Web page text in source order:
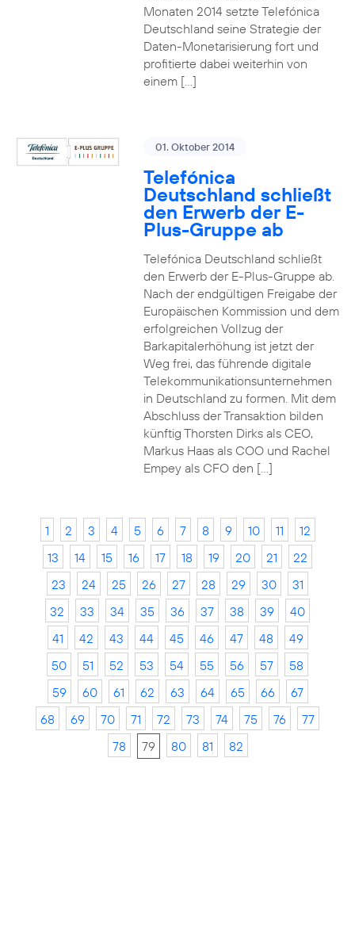
Monaten 2014 setzte Telefónica
Deutschland seine Strategie der
Daten-Monetarisierung fort und
profitierte dabei weiterhin von
einem […]
01. Oktober 2014
Telefónica
Deutschland schließt
den Erwerb der E-
Plus-Gruppe ab
Telefónica Deutschland schließt
den Erwerb der E-Plus-Gruppe ab.
Nach der endgültigen Freigabe der
Europäischen Kommission und dem
erfolgreichen Vollzug der
Barkapitalerhöhung ist jetzt der
Weg frei, das führende digitale
Telekommunikationsunternehmen
in Deutschland zu formen. Mit dem
Abschluss der Transaktion bilden
künftig Thorsten Dirks als CEO,
Markus Haas als COO und Rachel
Empey als CFO den […]
1 2 3 4 5 6 7 8 9 10 11
12
13
14 15 16 17 18 19 20 21
22
23
24 25 26 27 28 29 30
31
32
33 34 35 36 37 38 39
40
41
42 43 44 45 46 47 48
49
50
51 52 53 54 55 56 57
58
59
60 61 62 63 64 65 66
67
68
69 70 71 72 73 74 75 76
77
78
79 80 81 82